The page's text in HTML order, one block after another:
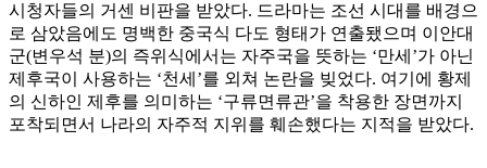
시청자들의 거센 비판을 받았다. 드라마는 조선 시대를 배경으
로 삼았음에도 명백한 중국식 다도 형태가 연출됐으며 이안대
군(변우석 분)의 즉위식에서는 자주국을 뜻하는 ‘만세’가 아닌
제후국이 사용하는 ‘천세’를 외쳐 논란을 빚었다. 여기에 황제
의 신하인 제후를 의미하는 ‘구류면류관’을 착용한 장면까지
포착되면서 나라의 자주적 지위를 훼손했다는 지적을 받았다.